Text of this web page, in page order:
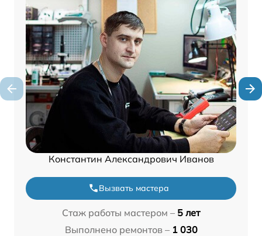
Константин Александрович Иванов
Вызвать мастера
Стаж работы мастером – 5 лет
Выполнено ремонтов – 1 030